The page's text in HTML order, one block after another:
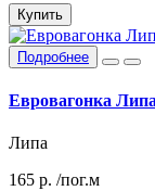
Купить
Подробнее
Евровагонка
Липа
165 р. /пог.м